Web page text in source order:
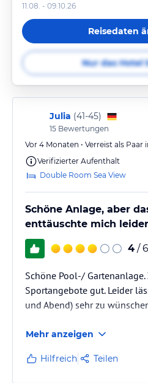
11.08. - 09.10.26
Reisedaten
Nur das Hotel
Julia (41-45)
15 Bewertungen
Vor 4 Monaten • Verreist als Paar
Verifizierter Aufenthalt
Double Room Sea View
Schöne Anlage, aber
enttäuschte mich
4 / 6
Schöne Pool-/
Sportangebote gut. Leider
und Abend) sehr zu
Mehr anzeigen
Hilfreich Teilen